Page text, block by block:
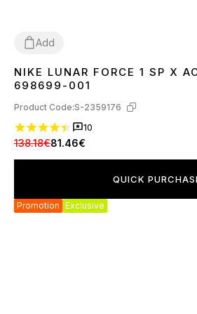
Add
3738 41424344 45
NIKE LUNAR FORCE 1 SP X
698699-001
Product Code:S-2359176
10
138.18€81.46€
QUICK
Promotion Exclusive